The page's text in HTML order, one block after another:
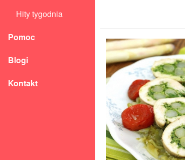
Hity tygodnia
Pomoc
Blogi
Kontakt